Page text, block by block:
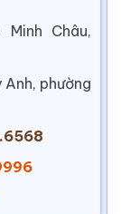
Minh Châu,
Anh, phường